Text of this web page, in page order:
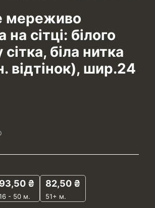
мереживо
сітці: білого
біла нитка
відтінок), шир.24
93,50 ₴
- 50 м.
82,50 ₴
51+ м.